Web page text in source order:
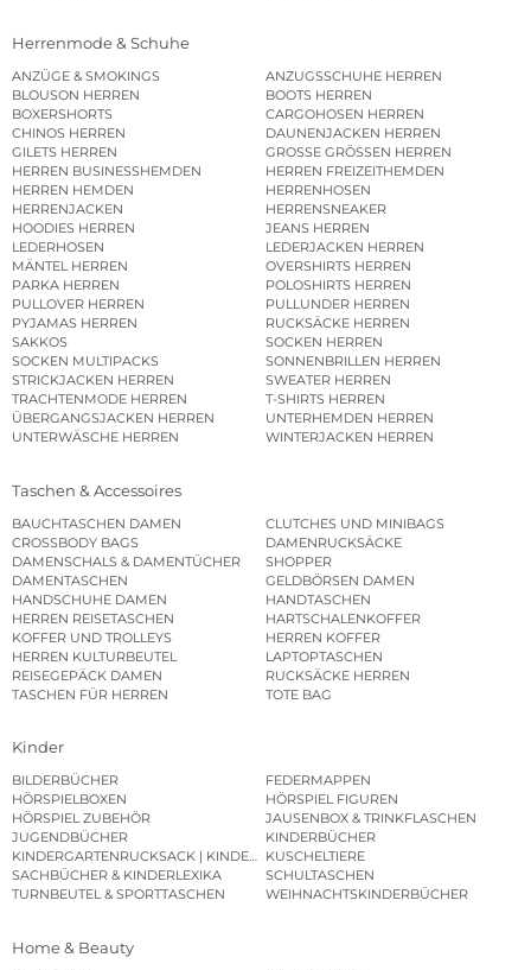
Herrenmode & Schuhe
ANZÜGE & SMOKINGS
ANZUGSSCHUHE HERREN
BLOUSON HERREN
BOOTS HERREN
BOXERSHORTS
CARGOHOSEN HERREN
CHINOS HERREN
DAUNENJACKEN HERREN
GILETS HERREN
GROSSE GRÖSSEN HERREN
HERREN BUSINESSHEMDEN
HERREN FREIZEITHEMDEN
HERREN HEMDEN
HERRENHOSEN
HERRENJACKEN
HERRENSNEAKER
HOODIES HERREN
JEANS HERREN
LEDERHOSEN
LEDERJACKEN HERREN
MÄNTEL HERREN
OVERSHIRTS HERREN
PARKA HERREN
POLOSHIRTS HERREN
PULLOVER HERREN
PULLUNDER HERREN
PYJAMAS HERREN
RUCKSÄCKE HERREN
SAKKOS
SOCKEN HERREN
SOCKEN MULTIPACKS
SONNENBRILLEN HERREN
STRICKJACKEN HERREN
SWEATER HERREN
TRACHTENMODE HERREN
T-SHIRTS HERREN
ÜBERGANGSJACKEN HERREN
UNTERHEMDEN HERREN
UNTERWÄSCHE HERREN
WINTERJACKEN HERREN
Taschen & Accessoires
BAUCHTASCHEN DAMEN
CLUTCHES UND MINIBAGS
CROSSBODY BAGS
DAMENRUCKSÄCKE
DAMENSCHALS & DAMENTÜCHER
SHOPPER
DAMENTASCHEN
GELDBÖRSEN DAMEN
HANDSCHUHE DAMEN
HANDTASCHEN
HERREN REISETASCHEN
HARTSCHALENKOFFER
KOFFER UND TROLLEYS
HERREN KOFFER
HERREN KULTURBEUTEL
LAPTOPTASCHEN
REISEGEPÄCK DAMEN
RUCKSÄCKE HERREN
TASCHEN FÜR HERREN
TOTE BAG
Kinder
BILDERBÜCHER
FEDERMAPPEN
HÖRSPIELBOXEN
HÖRSPIEL FIGUREN
HÖRSPIEL ZUBEHÖR
JAUSENBOX & TRINKFLASCHEN
JUGENDBÜCHER
KINDERBÜCHER
KINDERGARTENRUCKSACK | KINDERGARTENBEUTEL
KUSCHELTIERE
SACHBÜCHER & KINDERLEXIKA
SCHULTASCHEN
TURNBEUTEL & SPORTTASCHEN
WEIHNACHTSKINDERBÜCHER
Home & Beauty